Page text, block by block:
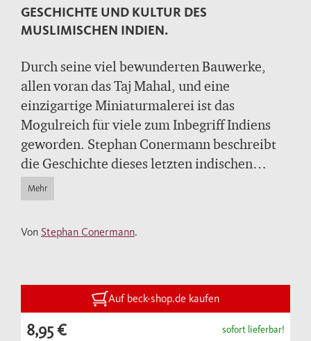
GESCHICHTE UND KULTUR DES
MUSLIMISCHEN INDIEN.
Durch seine viel bewunderten Bauwerke,
allen voran das Taj Mahal, und eine
einzigartige Miniaturmalerei ist das
Mogulreich für viele zum Inbegriff Indiens
geworden. Stephan Conermann beschreibt
die Geschichte dieses letzten indischen
Großreichs von seiner Entstehung im 16. bis
zum Niedergang im 18. Jahrhundert. Er geht
Vorstellungen der islamischen Herrscher
rechtlichen Strukturen des Reichs und nicht
Mehr
Von Stephan Conermann.
Auf beck-shop.de kaufen
8,95 € sofort lieferbar!